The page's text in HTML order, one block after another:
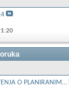
O PLANIRANIM...